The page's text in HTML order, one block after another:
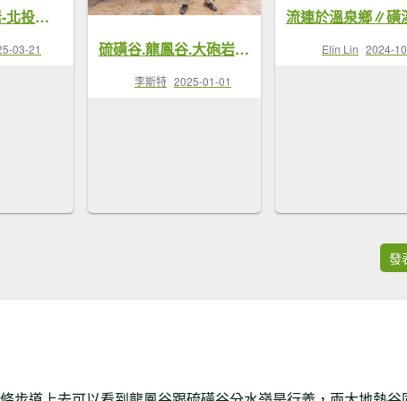
石壇山-大砲岩-北投三谷｜自然與冒險的完美結合；出師不利的最佳典範
03-21 硫磺谷.龍鳳谷.大砲岩.石壇山【大巨蛋 跳起來 可以嗎?】
李斯特 2025-01-01
Elin Lin 2024-
發